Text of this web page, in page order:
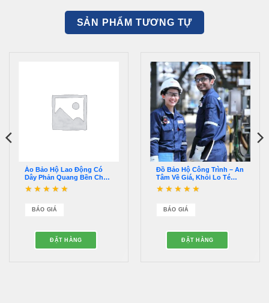
SẢN PHẨM TƯƠNG TỰ
Áo Bảo Hộ Lao Động Có
Dây Phản Quang Bền Chắc
– QDBH00031
saoBÁO GIÁ
ĐẶT HÀNG
Đồ Bảo Hộ Công Trình – An
Tâm Về Giá, Khỏi Lo Té
Ngã – QABH00027
saoBÁO GIÁ
ĐẶT HÀNG